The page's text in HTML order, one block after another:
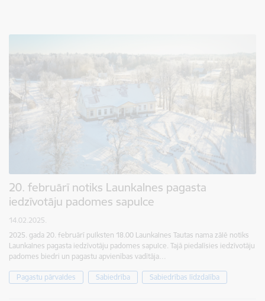
20. februārī notiks Launkalnes pagasta
iedzīvotāju padomes sapulce
14.02.2025.
2025. gada 20. februārī pulksten 18.00 Launkalnes Tautas nama zālē notiks
Launkalnes pagasta iedzīvotāju padomes sapulce. Tajā piedalīsies iedzīvotāju
padomes biedri un pagastu apvienības vadītāja…
Pagastu pārvaldes Sabiedrība Sabiedrības līdzdalība